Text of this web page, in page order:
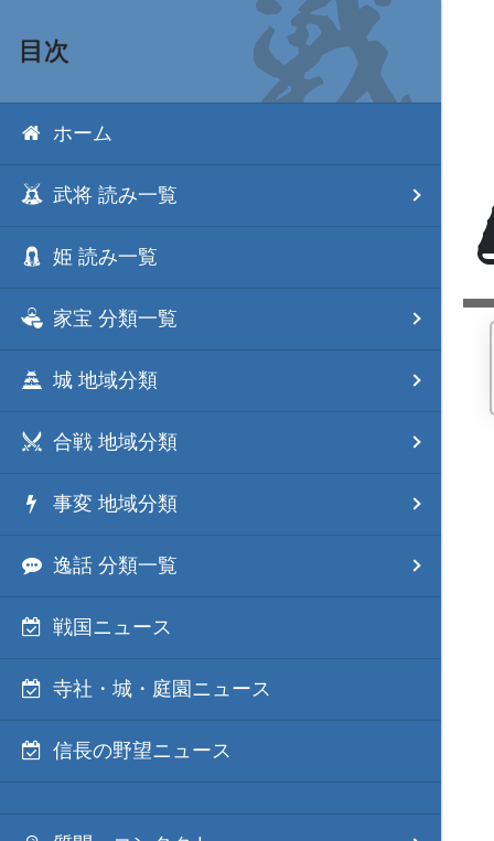
目次
ホーム
武将 読み一覧
姫 読み一覧
家宝 分類一覧
城 地域分類
合戦 地域分類
事変 地域分類
逸話 分類一覧
戦国ニュース
寺社・城・庭園ニュース
信長の野望ニュース